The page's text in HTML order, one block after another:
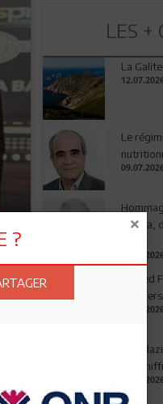
LES +
La
Le
Amara,
Ahmed
aux
?